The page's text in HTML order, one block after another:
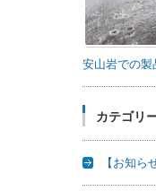
安山岩での製
カテゴリ
【お知ら